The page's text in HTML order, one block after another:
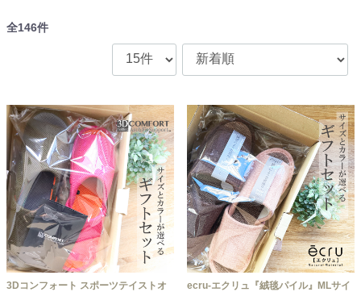
全146件
3Dコンフォート スポーツテイストオ
ecru-エクリュ『絨毯パイル』MLサイ